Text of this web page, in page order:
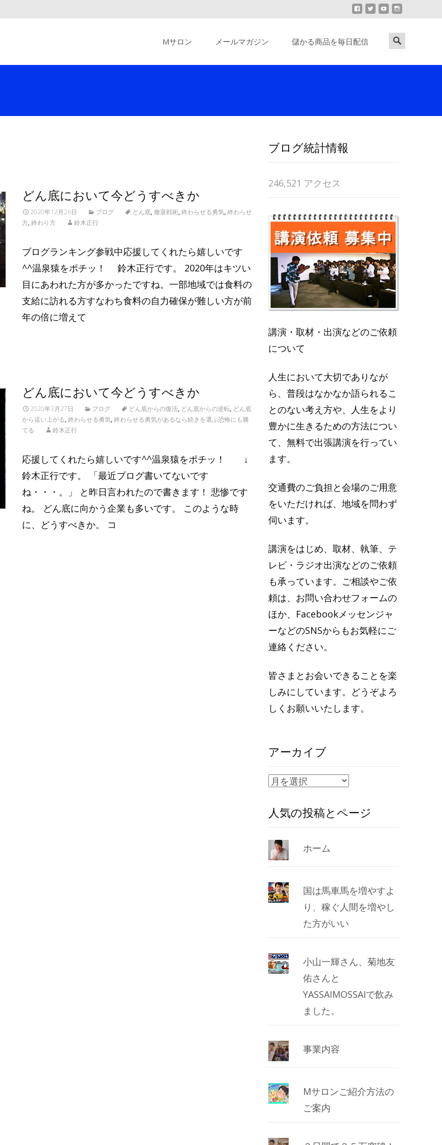
Mサロン メールマガジン 儲かる商品を毎日配信
Search
どん底において今どうすべきか
2020年12月26日 ブログ どん底,撤退戦術,終わらせる勇気,終わらせ
方,終わり方 鈴木正行
ブログランキング参戦中応援してくれたら嬉しいです
^^温泉猿をポチッ！ 鈴木正行です。 2020年はキツい
目にあわれた方が多かったですね。一部地域では食料の
支給に訪れる方すなわち食料の自力確保が難しい方が前
年の倍に増えて
どん底において今どうすべきか
2020年3月27日 ブログ どん底からの復活, どん底からの逆転, どん底
から這い上がる,終わらせる勇気,終わらせる勇気があるなら続きを選ぶ恐怖にも勝
てる
鈴木正行
応援してくれたら嬉しいです^^温泉猿をポチッ！ ↓
鈴木正行です。 「最近ブログ書いてないです
ね・・・。」 と昨日言われたので書きます！ 悲惨です
ね。 どん底に向かう企業も多いです。 このような時
に、どうすべきか。 コ
ブログ統計情報
246,521 アクセス
講演・取材・出演などのご依頼
について
人生において大切でありなが
ら、普段はなかなか語られるこ
とのない考え方や、人生をより
豊かに生きるための方法につい
て、無料で出張講演を行ってい
ます。
交通費のご負担と会場のご用意
をいただければ、地域を問わず
伺います。
講演をはじめ、取材、執筆、テ
レビ・ラジオ出演などのご依頼
も承っています。ご相談やご依
頼は、お問い合わせフォームの
ほか、Facebookメッセンジャ
ーなどのSNSからもお気軽にご
連絡ください。
皆さまとお会いできることを楽
しみにしています。どうぞよろ
しくお願いいたします。
アーカイブ
ア
カ
イ
ブ
人気の投稿とページ
ホーム
国は馬車馬を増やすよ
り、稼ぐ人間を増やし
た方がいい
小山一輝さん、菊地友
佑さんと
YASSAIMOSSAIで飲み
ました。
事業内容
Mサロンご紹介方法の
ご案内